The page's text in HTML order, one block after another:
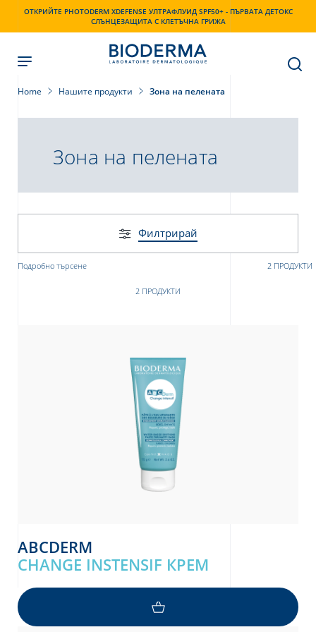
ОТКРИЙТЕ PHOTODERM XDEFENSE УЛТРАФЛУИД SPF50+ - ПЪРВАТА ДЕТОКС
СЛЪНЦЕЗАЩИТА С КЛЕТЪЧНА ГРИЖА
Home Нашите продукти Зона на пелената
Зона на пелената
Филтрирай
Подробно търсене 2 ПРОДУКТИ
2 ПРОДУКТИ
ABCDERM
CHANGE INSTENSIF КРЕМ